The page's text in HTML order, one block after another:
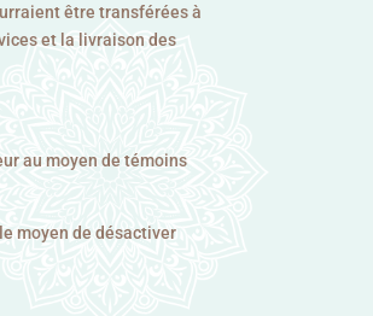
être transférées à
et la livraison des
au moyen de témoins
moyen de désactiver